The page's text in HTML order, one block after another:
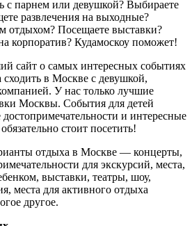
с парнем или девушкой? Выбираете
развлечения на выходные?
отдыхом? Посещаете выставки?
корпоратив? Кудамоскоу поможет!
сайт о самых интересных событиях
в Москве с девушкой,
У нас только лучшие
Москвы. События для детей
и интересные
стоит посетить!
отдыха в Москве — концерты,
для экскурсий, места,
выставки, театры, шоу,
места для активного отдыха
другое.